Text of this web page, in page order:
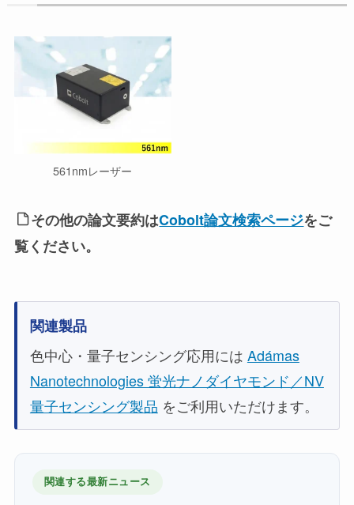
561nmレーザー
その他の論文要約はCobolt論文検索ページをご
覧ください。
関連製品
色中心・量子センシング応用には Adámas
Nanotechnologies 蛍光ナノダイヤモンド／NV
量子センシング製品 をご利用いただけます。
関連する最新ニュース